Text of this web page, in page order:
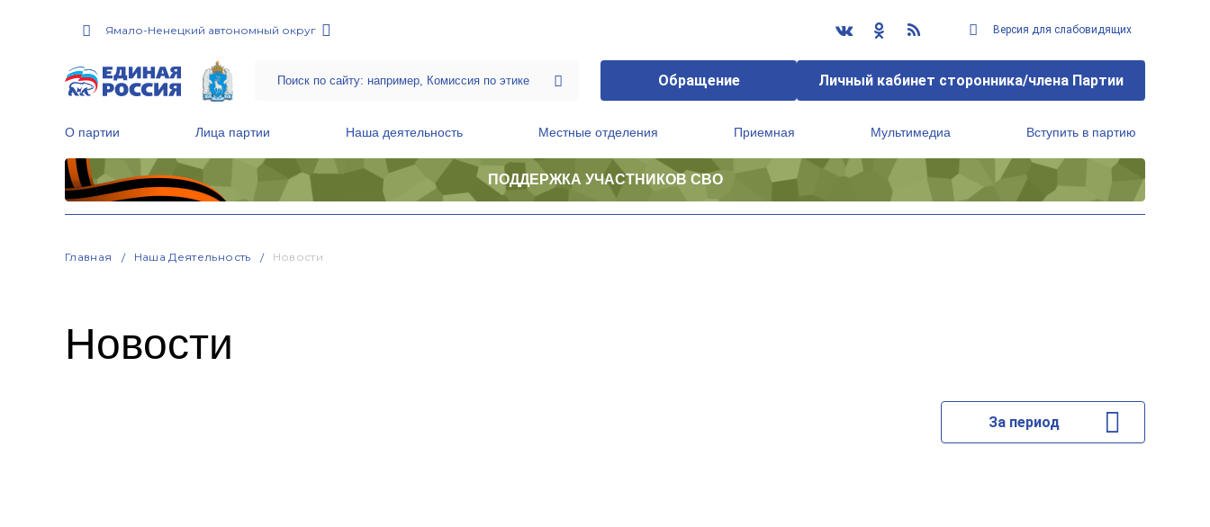
Ямало-Ненецкий автономный округ Версия для слабовидящих
Обращение Личный кабинет сторонника/члена Партии
О партии Лица партии Наша деятельность Местные отделения Приемная Мультимедиа Вступить в партию
ПОДДЕРЖКА УЧАСТНИКОВ СВО
Главная Наша Деятельность Новости
Новости
За период